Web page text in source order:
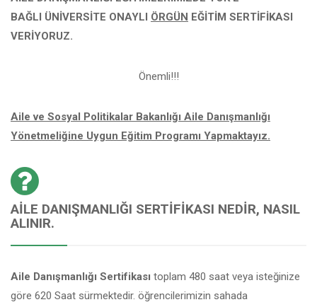
BAĞLI ÜNİVERSİTE ONAYLI ÖRGÜN EĞİTİM SERTİFİKASI
VERİYORUZ.
Önemli!!!
Aile ve Sosyal Politikalar Bakanlığı Aile Danışmanlığı
Yönetmeliğine Uygun Eğitim Programı Yapmaktayız.
AILE DANIŞMANLIĞI SERTIFIKASI NEDIR, NASIL
ALINIR.
Aile Danışmanlığı Sertifikası toplam 480 saat veya isteğinize
göre 620 Saat sürmektedir. öğrencilerimizin sahada